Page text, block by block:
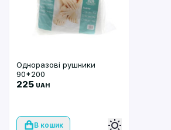
Одноразові рушники
90*200
225 UAH
В кошик